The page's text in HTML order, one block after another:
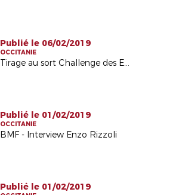
Publié le 06/02/2019
OCCITANIE
Tirage au sort Challenge des Etoiles 2019 - A Tous Foot
Publié le 01/02/2019
OCCITANIE
BMF - Interview Enzo Rizzoli
Publié le 01/02/2019